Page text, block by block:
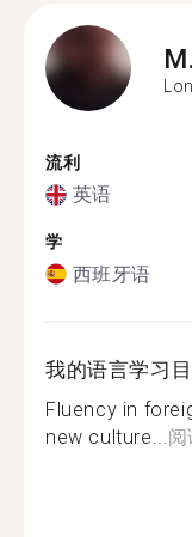
M.
流利
英语
学
西班牙语
我的语言学习
Fluency in
new culture... 阅